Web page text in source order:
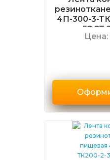
4П-300-3-
ГОСТ
Цена: